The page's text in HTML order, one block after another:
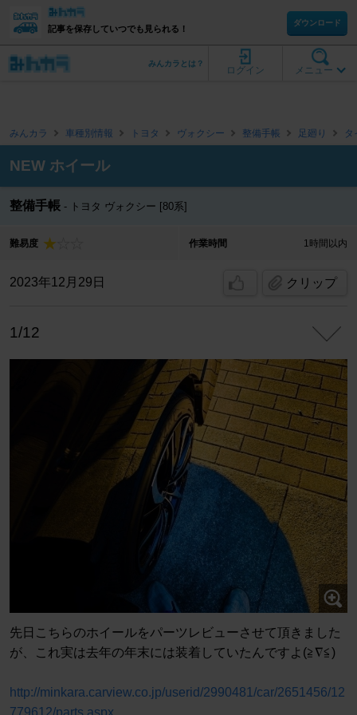
記事を保存していつでも見られる！
ダウンロード
メニュー
ログイン
みんカラとは？
みんカラ 車種別情報 トヨタ ヴォクシー 整備手帳 足廻り タ
NEW ホイール
整備手帳 トヨタ ヴォクシー [80系]
難易度 作業時間 1時間以内
2023年12月29日 クリップ
1/12
先日こちらのホイールをパーツレビューさせて頂きました
が、これ実は去年の年末には装着していたんですよ(≧∇≦)
http://minkara.carview.co.jp/userid/2990481/car/2651456/12